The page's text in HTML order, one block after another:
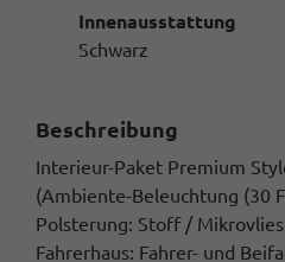
Innenausstattung
Schwarz
Beschreibung
Interieur-Paket Premium
(Ambiente-Beleuchtung (30
Polsterung: Stoff /
Fahrerhaus: Fahrer- und